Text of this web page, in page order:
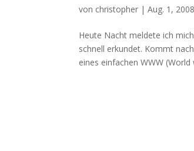
von christopher |Aug. 1, 2008
Heute Nacht meldete ich
schnell erkundet. Kommt
eines einfachen WWW (World